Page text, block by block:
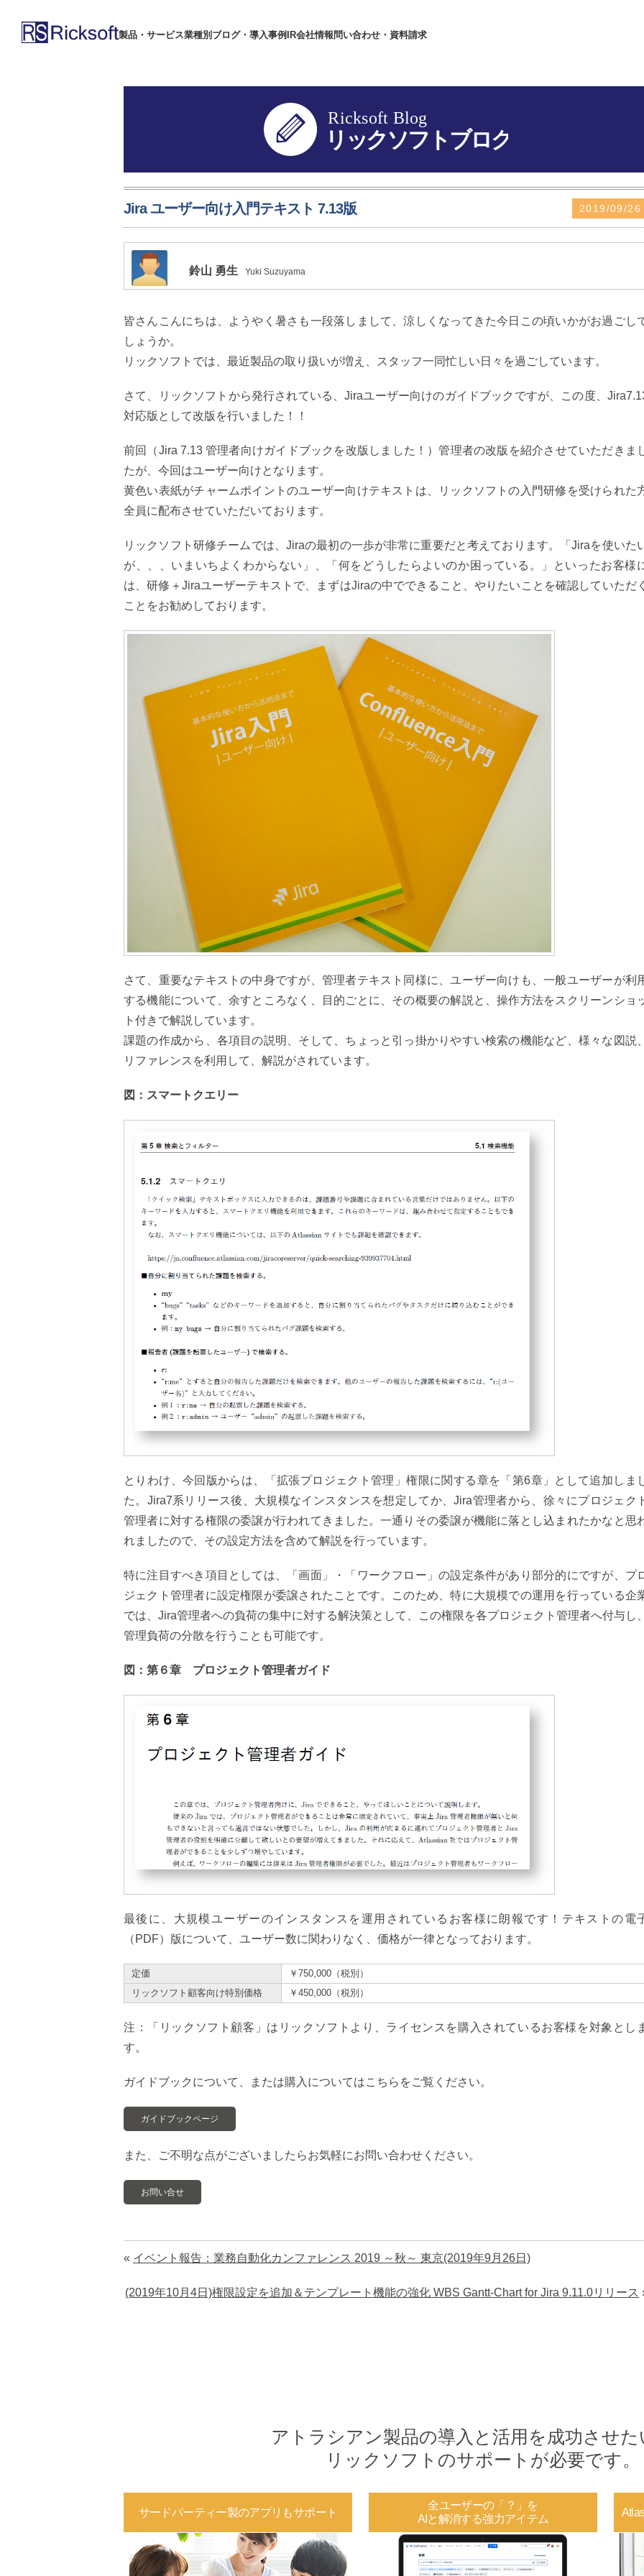
製品・サービス業種別 ブログ・導入事例IR会社情報問い合わせ・資料請求
2019/09/26
Jira ユーザー向け入門テキスト 7.13版
鈴山 勇生 Yuki Suzuyama
皆さんこんにちは、ようやく暑さも一段落しまして、涼しくなってきた今日この頃いかがお過ごし
しょうか。
リックソフトでは、最近製品の取り扱いが増え、スタッフ一同忙しい日々を過ごしています。
さて、リックソフトから発行されている、Jiraユーザー向けのガイドブックですが、この度、
対応版として改版を行いました！！
前回（Jira 7.13 管理者向けガイドブックを改版しました！）管理者の改版を紹介させていただきま
たが、今回はユーザー向けとなります。
黄色い表紙がチャームポイントのユーザー向けテキストは、リックソフトの入門研修を受けられた
全員に配布させていただいております。
リックソフト研修チームでは、Jiraの最初の一歩が非常に重要だと考えております。「Jiraを使いた
が、、、いまいちよくわからない」、「何をどうしたらよいのか困っている。」といったお客様
は、研修＋Jiraユーザーテキストで、まずはJiraの中でできること、やりたいことを確認していただく
ことをお勧めしております。
さて、重要なテキストの中身ですが、管理者テキスト同様に、ユーザー向けも、一般ユーザーが利
する機能について、余すところなく、目的ごとに、その概要の解説と、操作方法をスクリーンショ
ト付きで解説しています。
課題の作成から、各項目の説明、そして、ちょっと引っ掛かりやすい検索の機能など、様々な図説、
リファレンスを利用して、解説がされています。
図：スマートクエリー
とりわけ、今回版からは、「拡張プロジェクト管理」権限に関する章を「第6章」として追加しま
た。Jira7系リリース後、大規模なインスタンスを想定してか、Jira管理者から、徐々にプロジェク
管理者に対する権限の委譲が行われてきました。一通りその委譲が機能に落とし込まれたかなと思
れましたので、その設定方法を含めて解説を行っています。
特に注目すべき項目としては、「画面」・「ワークフロー」の設定条件があり部分的にですが、プ
ジェクト管理者に設定権限が委譲されたことです。このため、特に大規模での運用を行っている企
では、Jira管理者への負荷の集中に対する解決策として、この権限を各プロジェクト管理者へ付与し、
管理負荷の分散を行うことも可能です。
図：第６章 プロジェクト管理者ガイド
最後に、大規模ユーザーのインスタンスを運用されているお客様に朗報です！テキストの電
（PDF）版について、ユーザー数に関わりなく、価格が一律となっております。
定価
￥750,000（税別）
リックソフト顧客向け特別価格
￥450,000（税別）
注：「リックソフト顧客」はリックソフトより、ライセンスを購入されているお客様を対象とし
す。
ガイドブックについて、または購入についてはこちらをご覧ください。
ガイドブックページ
また、ご不明な点がございましたらお気軽にお問い合わせください。
お問い合せ
« イベント報告：業務自動化カンファレンス 2019 ～秋～ 東京(2019年9月26日)
(2019年10月4日)権限設定を追加＆テンプレート機能の強化 WBS Gantt-Chart for Jira 9.11.0リリース
アトラシアン製品の導入と活用を 成功させた
リックソフトのサポートが必要です。
サードパーティー製のアプリもサポート
全ユーザーの「？」を
AIと解消する強力アイテム